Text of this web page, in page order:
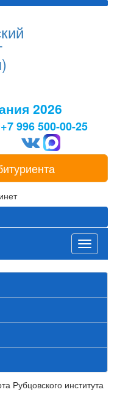
2026
+7 996 500-00-25
Toggle
Рубцовского института